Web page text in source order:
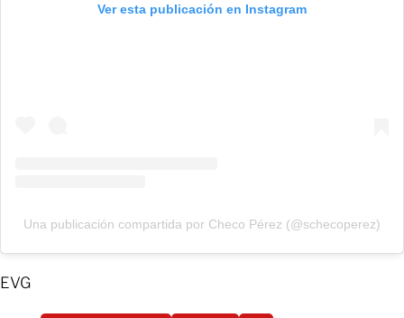
Ver esta publicación en Instagram
Una publicación compartida por Checo Pérez (@schecoperez)
EVG